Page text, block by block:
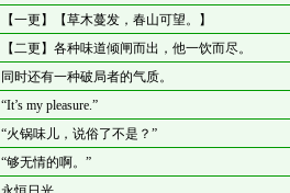
【一更】【草木蔓发，春山可望。】
【二更】各种味道倾闸而出，他一饮而尽。
同时还有一种破局者的气质。
“It’s my pleasure.”
“火锅味儿，说俗了不是？”
“够无情的啊。”